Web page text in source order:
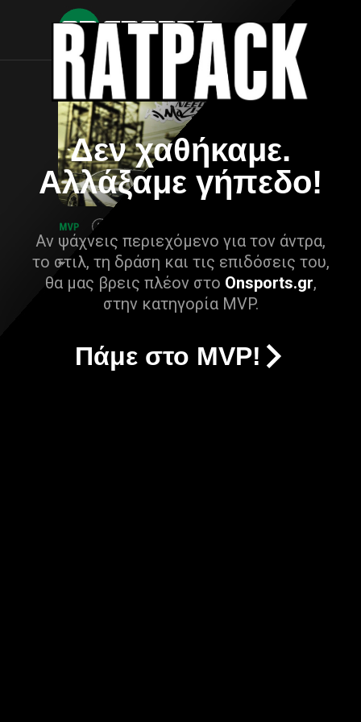
Δεν χαθήκαμε.
Αλλάξαμε γήπεδο!
Αν ψάχνεις περιεχόμενο για τον άντρα,
το στιλ, τη δράση και τις επιδόσεις του,
θα μας βρεις πλέον στο Onsports.gr,
στην κατηγορία MVP.
Πάμε στο MVP!